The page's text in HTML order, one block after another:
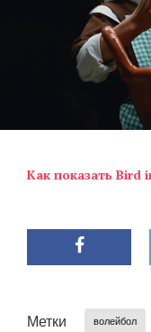
Как показать Bird
Метки волейбол